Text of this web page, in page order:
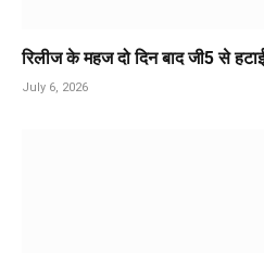
रिलीज के महज दो दिन बाद जी5 से
July 6, 2026